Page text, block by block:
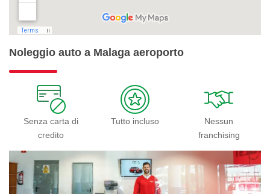
Noleggio auto a Malaga aeroporto
Senza carta di
credito
Tutto incluso
Nessun
franchising